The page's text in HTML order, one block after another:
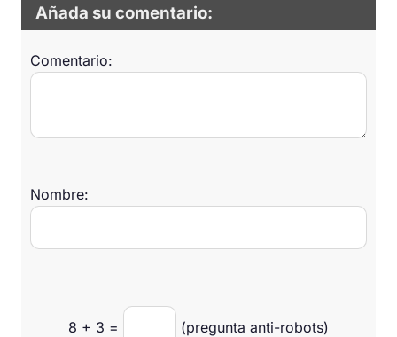
Añada su comentario:
Comentario:
Nombre:
8 + 3 = (pregunta anti-robots)